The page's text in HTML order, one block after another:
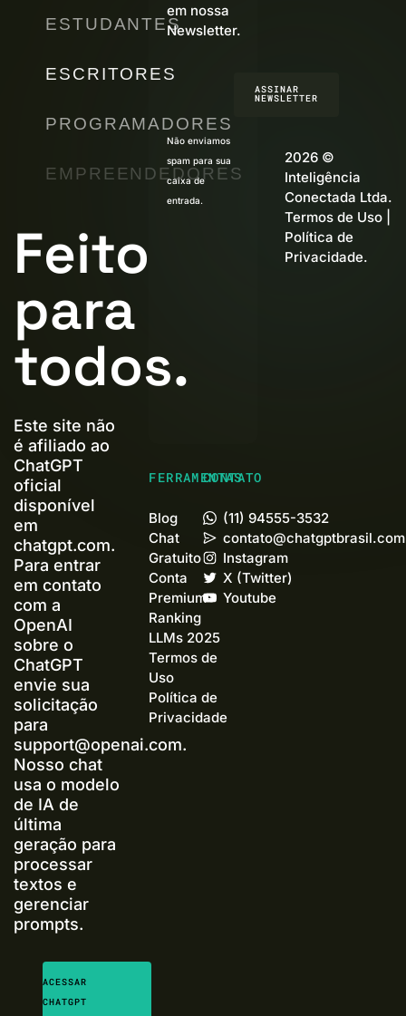
Feito
para
todos.
Este site não
é afiliado ao
ChatGPT
oficial
disponível
em
chatgpt.com.
Para entrar
em contato
com a
OpenAI
sobre o
ChatGPT
envie sua
solicitação
para
support@openai.com.
Nosso chat
usa o modelo
de IA de
última
geração para
processar
textos e
gerenciar
prompts.
ACESSAR
CHATGPT
ESTUDANTES
ESCRITORES
PROGRAMADORES
EMPREENDEDORES
em nossa
Newsletter.
ASSINAR
NEWSLETTER
Não enviamos
spam para sua
caixa de
entrada.
FERRAMENTAS
Blog
Chat
Gratuito
Conta
Premium+
Ranking
LLMs 2025
Termos de
Uso
Política de
Privacidade
CONTATO
(11) 94555-3532
Instagram
X (Twitter)
Youtube
2026 ©
Inteligência
Conectada Ltda.
Termos de Uso|
Política de
Privacidade.